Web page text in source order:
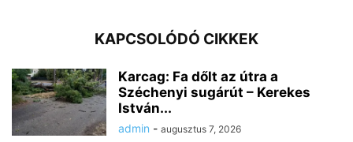
KAPCSOLÓDÓ CIKKEK
Karcag: Fa dőlt az útra a
Széchenyi sugárút – Kerekes
István...
admin - augusztus 7, 2026